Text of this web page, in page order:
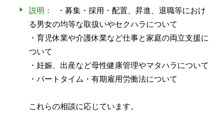
説明：
・募集・採用・配置、昇進、退職等におけ
る男女の均等な取扱いやセクハラについて
・育児休業や介護休業など仕事と家庭の両立支援に
ついて
・妊娠、出産など母性健康管理やマタハラについて
・パートタイム・有期雇用労働法について
これらの相談に応じています。